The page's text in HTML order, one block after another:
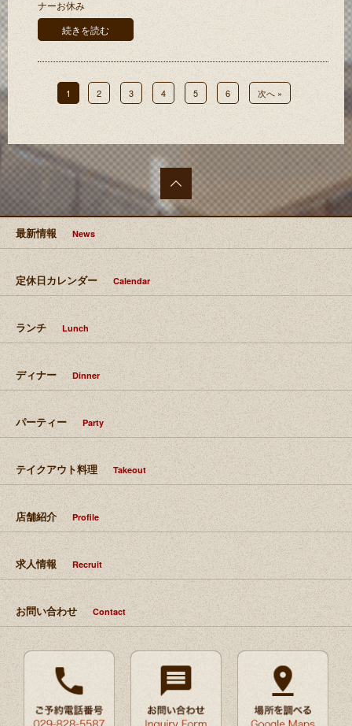
ナーお休み
続きを読む
1 2 3 4 5 6 次へ »
最上部
へ移動
最新情報 News
定休日カレンダー Calendar
ランチ Lunch
ディナー Dinner
パーティー Party
テイクアウト料理 Takeout
店舗紹介 Profile
求人情報 Recruit
お問い合わせ Contact